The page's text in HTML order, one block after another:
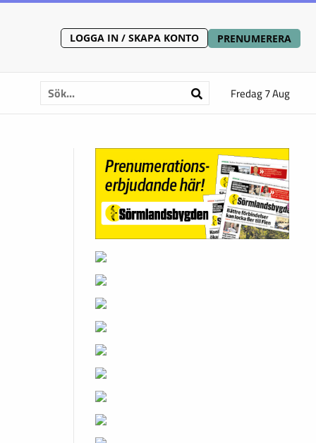
LOGGA IN / SKAPA KONTO PRENUMERERA
Fredag 7 Aug